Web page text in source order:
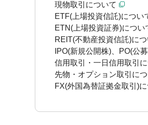
現物取引について
ETF(上場投資信託)につい
ETN(上場投資証券)につい
REIT(不動産投資信託)につ
IPO(新規公開株)、PO(公
信用取引・一日信用取引
先物・オプション取引に
FX(外国為替証拠金取引)